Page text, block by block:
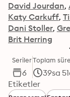
David Jourdan
Katy Carkuff
Dani Stoller
Brit Herring
Seriler
6
Toplam süre
39sa
Etiketler